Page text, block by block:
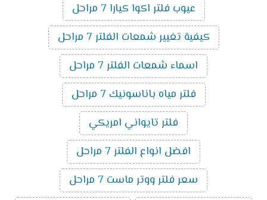
عيوب فلتر اكوا كيارا 7 مراحل
كيفية تغيير شمعات الفلتر 7 مراحل
اسماء شمعات الفلتر 7 مراحل
فلتر مياه باناسونيك 7 مراحل
فلتر تايواني امريكي
افضل انواع الفلتر 7 مراحل
سعر فلتر ووتر ماست 7 مراحل